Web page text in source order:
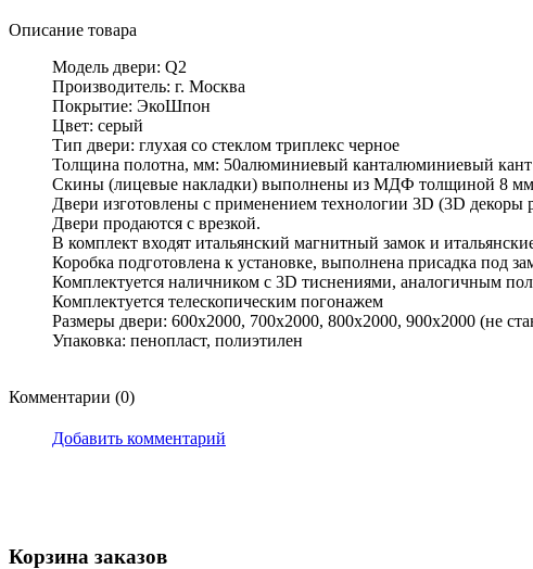
Описание товара
Модель двери: Q2
Производитель: г. Москва
Покрытие: ЭкоШпон
Цвет: серый
Тип двери: глухая со стеклом триплекс черное
Толщина полотна, мм: 50алюминиевый канталюминиевый кант
Скины (лицевые накладки) выполнены из МДФ толщиной 8 мм
Двери изготовлены с применением технологии 3D (3D декоры
Двери продаются с врезкой.
В комплект входят итальянский магнитный замок и
Коробка подготовлена к установке, выполнена присадка под
Комплектуется наличником с 3D тиснениями, аналогичным
Комплектуется телескопическим погонажем
Размеры двери: 600x2000, 700x2000, 800x2000, 900x2000 (не
Упаковка: пенопласт, полиэтилен
Комментарии (0)
Добавить комментарий
Корзина заказов